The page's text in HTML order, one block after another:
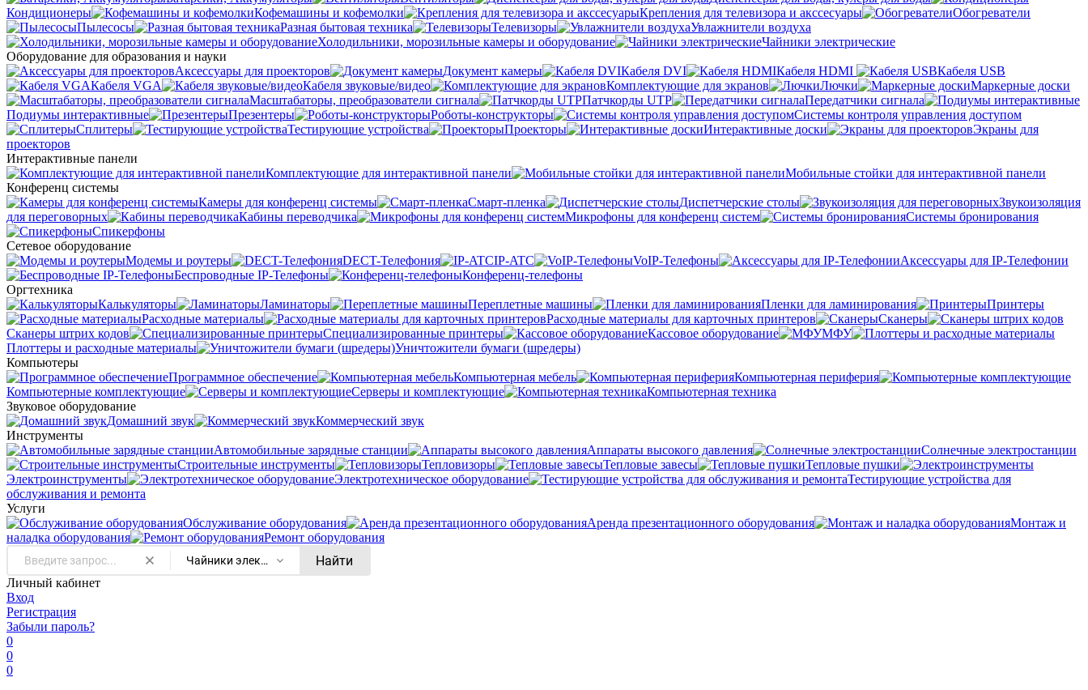
Кондиционеры
Кофемашины и кофемолки Крепления для телевизора и акссесуары
Обогреватели
Пылесосы
Разная бытовая техника Телевизоры
Увлажнители воздуха
Холодильники, морозильные камеры и оборудование
Чайники электрические
Оборудование для образования и науки
Аксессуары для проекторов
Документ камеры Кабеля DVI Кабеля HDMI
Кабеля USB
Кабеля VGA
Кабеля звуковые/видео Комплектующие для экранов Лючки
Маркерные доски
Масштабаторы, преобразователи сигнала
Патчкорды UTP
Передатчики сигнала
Подиумы интерактивные
Презентеры Роботы-конструкторы
Системы контроля управления доступом
Сплитеры
Тестирующие устройства Проекторы Интерактивные доски
Экраны для
проекторов
Интерактивные панели
Комплектующие для интерактивной панели
Мобильные стойки для интерактивной панели
Конференц системы
Камеры для конференц системы
Cмарт-пленка Диспетчерские столы
Звукоизоляция
для переговорных
Кабины переводчика Микрофоны для конференц систем
Системы бронирования
Спикерфоны
Сетевое оборудование
Модемы и роутеры
DECT-Телефония IP-ATC VoIP-Телефоны
Аксессуары для IP-Телефонии
Беспроводные IP-Телефоны
Конференц-телефоны
Оргтехника
Калькуляторы
Ламинаторы Переплетные машины Пленки для ламинирования
Принтеры
Расходные материалы
Расходные материалы для карточных принтеров
Сканеры
Сканеры штрих кодов
Специализированные принтеры Кассовое оборудование
МФУ
Плоттеры и расходные материалы
Уничтожители бумаги (шредеры)
Компьютеры
Программное обеспечение
Компьютерная мебель
Компьютерная периферия
Компьютерные комплектующие
Серверы и комплектующие
Компьютерная техника
Звуковое оборудование
Домашний звук
Коммерческий звук
Инструменты
Автомобильные зарядные станции
Аппараты высокого давления
Солнечные электростанции
Строительные инструменты
Тепловизоры Тепловые завесы
Тепловые пушки
Электроинструменты
Электротехническое оборудование
Тестирующие устройства для
обслуживания и ремонта
Услуги
Oбслуживание оборудования
Аренда презентационного оборудования
Монтаж и
наладка оборудования
Ремонт оборудования
Чайники электрические Найти
Личный кабинет
Вход
Регистрация
Забыли пароль?
0
0
0